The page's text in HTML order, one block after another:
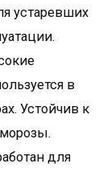
устаревших
в
Устойчив к
для